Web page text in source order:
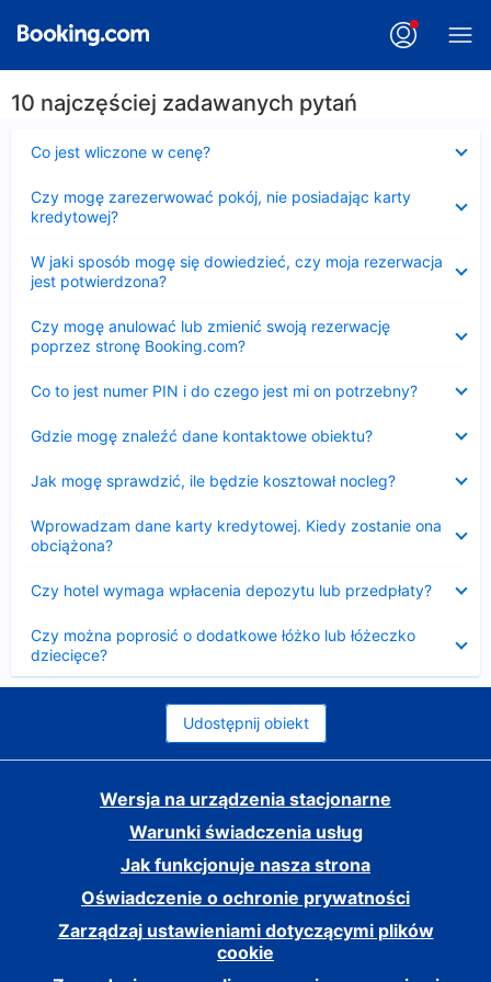
10 najczęściej zadawanych pytań
Co jest wliczone w cenę?
Czy mogę zarezerwować pokój, nie posiadając karty
kredytowej?
W jaki sposób mogę się dowiedzieć, czy moja rezerwacja
jest potwierdzona?
Czy mogę anulować lub zmienić swoją rezerwację
poprzez stronę Booking.com?
Co to jest numer PIN i do czego jest mi on potrzebny?
Gdzie mogę znaleźć dane kontaktowe obiektu?
Jak mogę sprawdzić, ile będzie kosztował nocleg?
Wprowadzam dane karty kredytowej. Kiedy zostanie ona
obciążona?
Czy hotel wymaga wpłacenia depozytu lub przedpłaty?
Czy można poprosić o dodatkowe łóżko lub łóżeczko
dziecięce?
Udostępnij obiekt
Wersja na urządzenia stacjonarne
Warunki świadczenia usług
Jak funkcjonuje nasza strona
Oświadczenie o ochronie prywatności
Zarządzaj ustawieniami dotyczącymi plików
cookie